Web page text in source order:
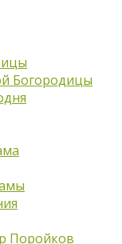
Богородицы
Поройков